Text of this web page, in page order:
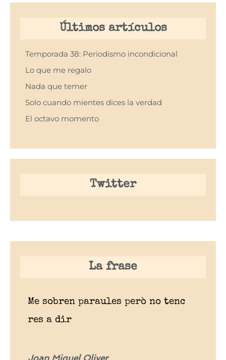
Últimos artículos
Temporada 38: Periodismo incondicional
Lo que me regalo
Nada que temer
Solo cuando mientes dices la verdad
El octavo momento
Twitter
La frase
Me sobren paraules però no tenc
res a dir